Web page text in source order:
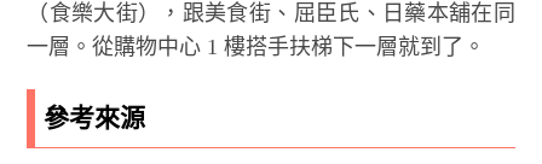
（食樂大街），跟美食街、屈臣氏、日藥本舖在同
一層。從購物中心 1 樓搭手扶梯下一層就到了。
參考來源